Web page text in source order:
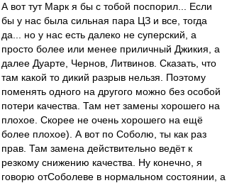
А вот тут Марк я бы с тобой поспорил... Если
бы у нас была сильная пара ЦЗ и все, тогда
да... но у нас есть далеко не суперский, а
просто более или менее приличный Джикия, а
далее Дуарте, Чернов, Литвинов. Сказать, что
там какой то дикий разрыв нельзя. Поэтому
поменять одного на другого можно без особой
потери качества. Там нет замены хорошего на
плохое. Скорее не очень хорошего на ещё
более плохое). А вот по Соболю, ты как раз
прав. Там замена действительно ведёт к
резкому снижению качества. Ну конечно, я
говорю отСоболеве в нормальном состоянии, а